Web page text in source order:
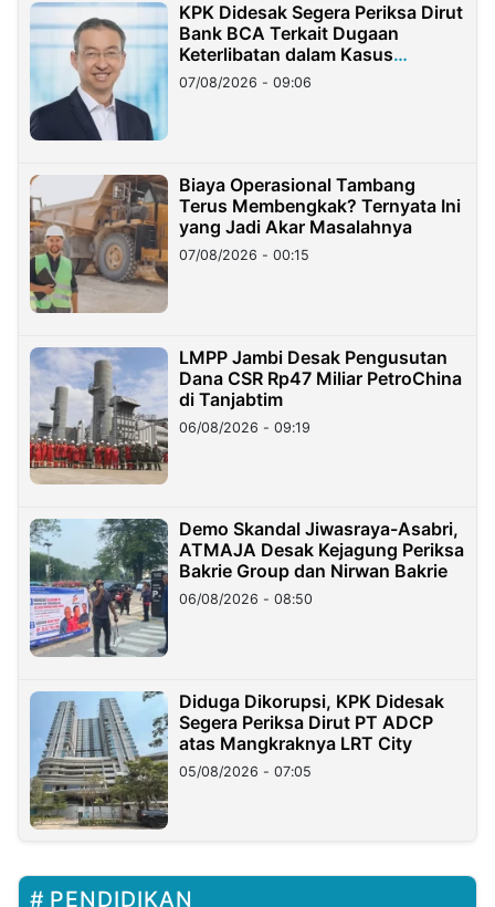
KPK Didesak Segera Periksa Dirut
Bank BCA Terkait Dugaan
Keterlibatan dalam Kasus
Hilangnya Dana Nasabah Rp2,58
Miliar
07/08/2026 - 09:06
Biaya Operasional Tambang
Terus Membengkak? Ternyata Ini
yang Jadi Akar Masalahnya
07/08/2026 - 00:15
LMPP Jambi Desak Pengusutan
Dana CSR Rp47 Miliar PetroChina
di Tanjabtim
06/08/2026 - 09:19
Demo Skandal Jiwasraya-Asabri,
ATMAJA Desak Kejagung Periksa
Bakrie Group dan Nirwan Bakrie
06/08/2026 - 08:50
Diduga Dikorupsi, KPK Didesak
Segera Periksa Dirut PT ADCP
atas Mangkraknya LRT City
05/08/2026 - 07:05
PENDIDIKAN